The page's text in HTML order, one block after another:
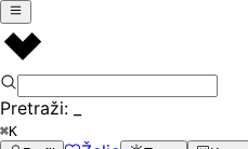
Pretraži:
⌘K